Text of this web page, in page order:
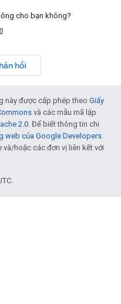
cho bạn không?
hồi
này được cấp phép theo Giấy
và các mẫu mã lập
2.0. Để biết thông tin chi
web của Google Developers.
và/hoặc các đơn vị liên kết với